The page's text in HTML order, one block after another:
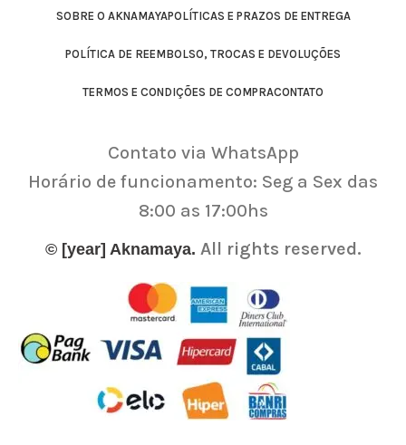
SOBRE O AKNAMAYAPOLÍTICAS E PRAZOS DE ENTREGA
POLÍTICA DE REEMBOLSO, TROCAS E DEVOLUÇÕES
TERMOS E CONDIÇÕES DE COMPRACONTATO
Contato via WhatsApp
Horário de funcionamento: Seg a Sex das
8:00 as 17:00hs
© [year] Aknamaya. All rights reserved.